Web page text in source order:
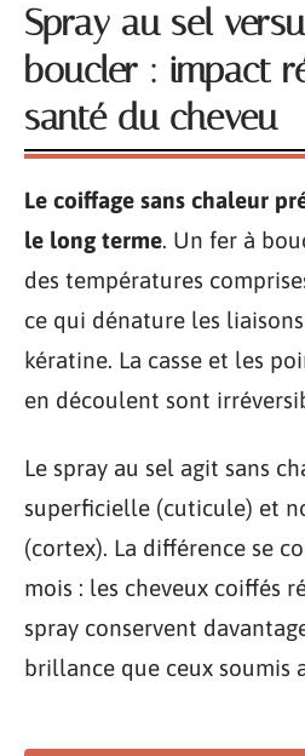
Spray au sel
boucler : impact
santé du cheveu
Le coiffage sans chaleur
le long terme. Un fer à
des températures
ce qui dénature les
kératine. La casse et les
en découlent sont
Le spray au sel agit sans
superficielle (cuticule) et
(cortex). La différence se
mois : les cheveux coiffés
spray conservent
brillance que ceux soumis